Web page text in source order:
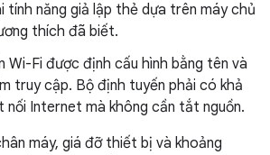
tính năng giả lập thẻ dựa trên máy chủ
thích đã biết.
Wi-Fi được định cấu hình bằng tên và
truy cập. Bộ định tuyến phải có khả
nối Internet mà không cần tắt nguồn.
máy, giá đỡ thiết bị và khoảng